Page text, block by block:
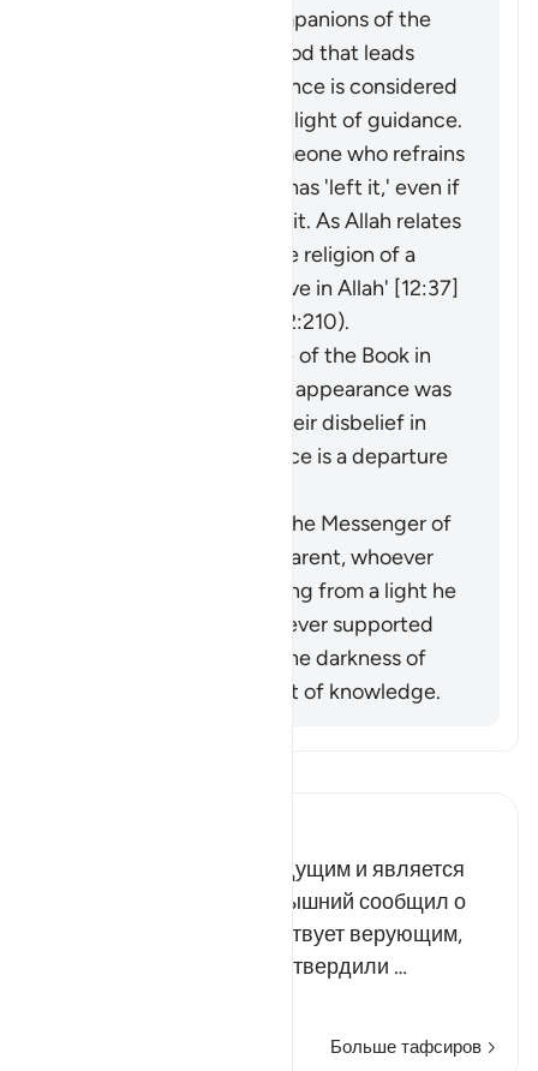
adornment by the companions of the
disbelievers of falsehood that leads
them away from guidance is considered
an extraction from the light of guidance.
It may be said about someone who refrains
from something that he has 'left it,' even if
he was never involved in it. As Allah relates
of Joseph: 'I have left the religion of a
people who do not believe in Allah' [12:37]
(and see explanation of 2:210).
The faith of the People of the Book in
the Prophet before his appearance was
a light for them, and their disbelief in
him after his appearance is a departure
When the miracles of the Messenger of
opposed him was exiting from a light he
had known, while whoever supported
him was exiting from the darkness of
ignorance into the light of knowledge.
Этот аят связан с предыдущим и является
его продолжением. Всевышний сообщил о
том, что Он покровительствует верующим,
которые уверовали и подтвердили …
Больше тафсиров